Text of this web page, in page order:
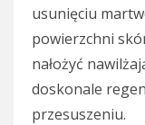
usunięciu
powierzchni
nałożyć
doskonale
przesuszeniu.